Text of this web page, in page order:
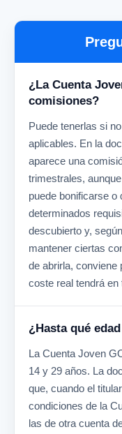
¿La Cuenta
comisiones?
Puede tenerlas si
aplicables. En la
aparece una
trimestrales,
puede bonificarse o
determinados
descubierto y,
mantener ciertas
de abrirla, conviene
coste real tendrá en
¿Hasta qué
La Cuenta Joven
14 y 29 años. La
que, cuando el
condiciones de la
las de otra cuenta